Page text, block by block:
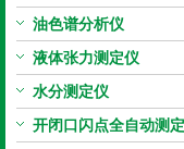
油色谱分析仪
液体张力测定仪
水分测定仪
开闭口闪点全自动测